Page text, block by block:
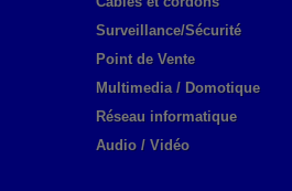
Surveillance/Sécurité
Point de Vente
Multimedia / Domotique
Réseau informatique
Audio / Vidéo